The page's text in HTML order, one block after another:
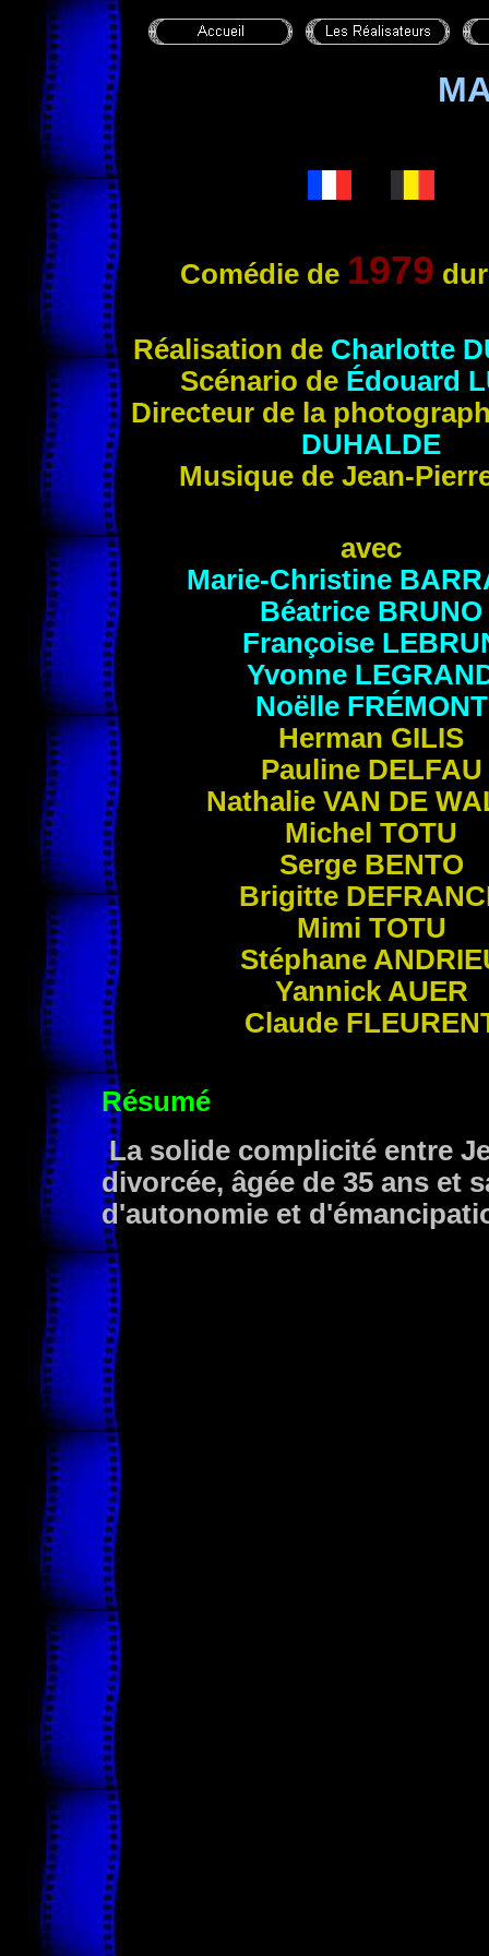
Comédie de 1979
Réalisation de Charlotte
Scénario de Édouard
Directeur de la
DUHALDE
Musique de Jean-
avec
Marie-Christine
Béatrice BRUNO
Françoise
Yvonne
Noëlle FRÉMONT
Herman GILIS
Pauline DELFAU
Nathalie VAN DE
Michel TOTU
Serge BENTO
Brigitte
Mimi TOTU
Stéphane
Yannick AUER
Claude
Résumé
La solide complicité entre
divorcée, âgée de 35 ans et
d'autonomie et